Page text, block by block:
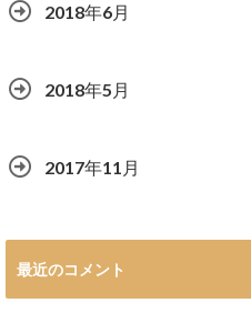
2018年6月
2018年5月
2017年11月
最近のコメント